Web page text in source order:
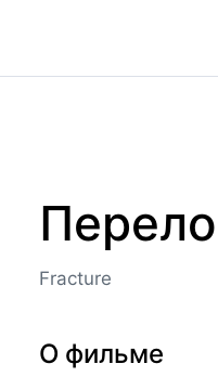
Fracture
О фильме